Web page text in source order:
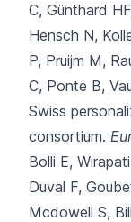
C, Günthard
Hensch N,
P, Pruijm M,
C, Ponte B,
Swiss
consortium.
Bolli E,
Duval F,
Mcdowell S,